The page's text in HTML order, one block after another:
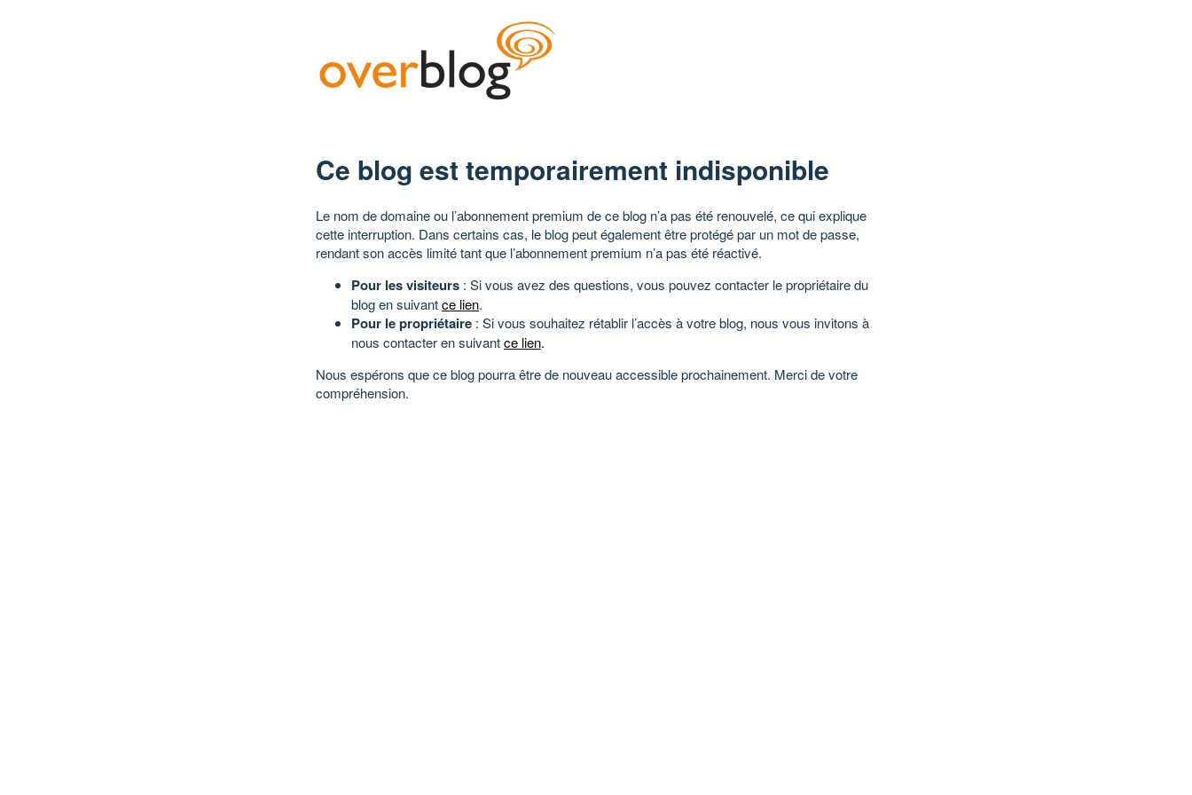
Ce blog est temporairement indisponible
Le nom de domaine ou l’abonnement premium de ce blog n’a pas été renouvelé, ce qui explique
cette interruption. Dans certains cas, le blog peut également être protégé par un mot de passe,
rendant son accès limité tant que l’abonnement premium n’a pas été réactivé.
Pour les visiteurs : Si vous avez des questions, vous pouvez contacter le propriétaire du
blog en suivantce lien.
Pour le propriétaire : Si vous souhaitez rétablir l’accès à votre blog, nous vous invitons à
nous contacter en suivantce lien.
Nous espérons que ce blog pourra être de nouveau accessible prochainement. Merci de votre
compréhension.